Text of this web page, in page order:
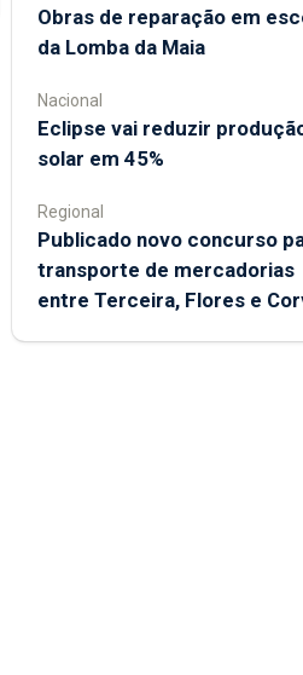
Obras de reparação em
da Lomba da Maia
Nacional
Eclipse vai reduzir
solar em 45%
Regional
Publicado novo concurso
transporte de mercadorias
entre Terceira, Flores e